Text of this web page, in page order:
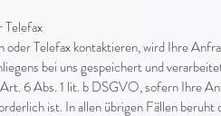
Telefax kontaktieren, wird Ihre
bei uns gespeichert und
6 Abs. 1 lit. b DSGVO, sofern Ihre
ist. In allen übrigen Fällen